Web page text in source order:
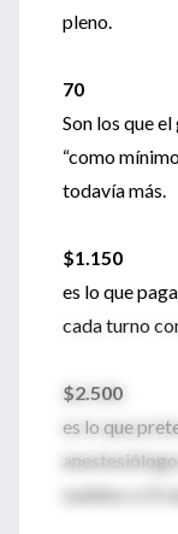
pleno.
70
Son los que
“como
todavía más.
$1.150
es lo que
cada turno
$2.500
es lo que
sueldos a 15